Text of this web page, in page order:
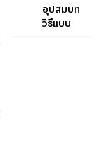
สมเด็จ
พระ
สังฆ
ปริณายก
มนต์
ฉบับภูมิพ
อุปสมบท
วิธีแบบ